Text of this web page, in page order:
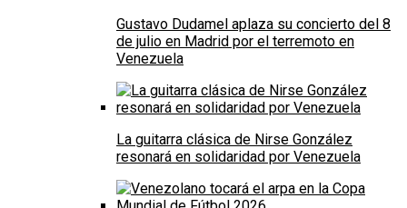
Gustavo Dudamel aplaza su concierto del 8
de julio en Madrid por el terremoto en
Venezuela
La guitarra clásica de Nirse González
resonará en solidaridad por Venezuela